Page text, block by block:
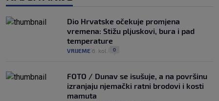
Dio Hrvatske očekuje promjena
vremena: Stižu pljuskovi, bura i pad
temperature
VRIJEME 6. kol. 0
FOTO / Dunav se isušuje, a na površinu
izranjaju njemački ratni brodovi i kosti
mamuta